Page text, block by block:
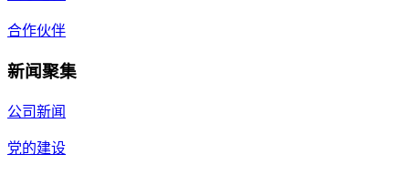
合作伙伴
新闻聚集
公司新闻
党的建设